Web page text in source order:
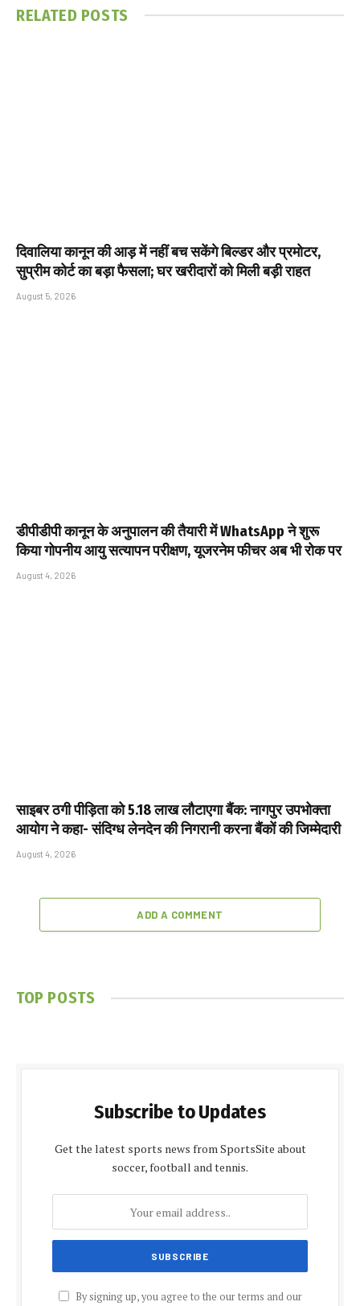
RELATED POSTS
दिवालिया कानून की आड़ में नहीं बच सकेंगे बिल्डर और प्रमोटर,
सुप्रीम कोर्ट का बड़ा फैसला; घर खरीदारों को मिली बड़ी राहत
August 5, 2026
डीपीडीपी कानून के अनुपालन की तैयारी में WhatsApp ने शुरू
किया गोपनीय आयु सत्यापन परीक्षण, यूजरनेम फीचर अब भी रोक पर
August 4, 2026
साइबर ठगी पीड़िता को ₹5.18 लाख लौटाएगा बैंक: नागपुर उपभोक्ता
आयोग ने कहा- संदिग्ध लेनदेन की निगरानी करना बैंकों की जिम्मेदारी
August 4, 2026
ADD A COMMENT
TOP POSTS
Subscribe to Updates
Get the latest sports news from SportsSite about
soccer, football and tennis.
By signing up, you agree to the our terms and our